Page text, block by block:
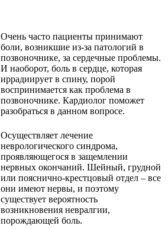
Очень часто пациенты принимают
боли, возникшие из-за патологий в
позвоночнике, за сердечные проблемы.
И наоборот, боль в сердце, которая
иррадиирует в спину, порой
воспринимается как проблема в
позвоночнике. Кардиолог поможет
разобраться в данном вопросе.
Осуществляет лечение
неврологического синдрома,
проявляющегося в защемлении
нервных окончаний. Шейный, грудной
или пояснично-крестцовый отдел – все
они имеют нервы, и поэтому
существует вероятность
возникновения невралгии,
порождающей боль.